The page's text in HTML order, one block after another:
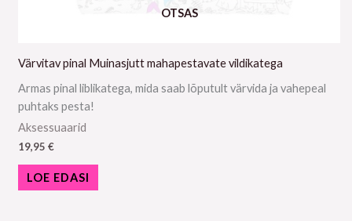
OTSAS
Värvitav pinal Muinasjutt mahapestavate vildikatega
Armas pinal liblikatega, mida saab lõputult värvida ja vahepeal
puhtaks pesta!
Aksessuaarid
19,95 €
LOE EDASI